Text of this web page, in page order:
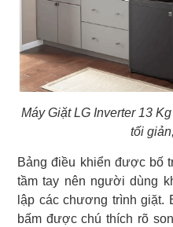
Máy Giặt LG Inverter 13
tối
Bảng điều khiển được bố
tầm tay nên người dùng
lập các chương trình giặt.
bấm được chú thích rõ